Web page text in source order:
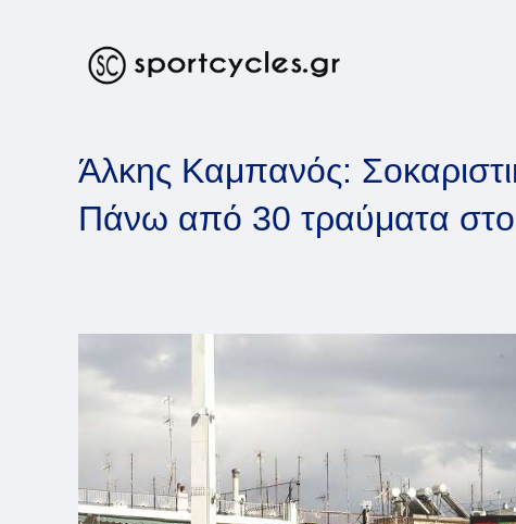
Άλκης Καμπανός:
Πάνω από 30 τραύματα